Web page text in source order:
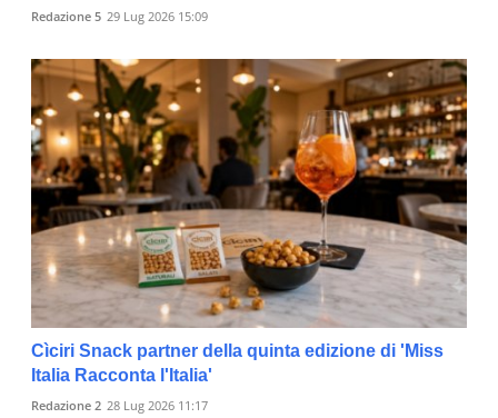
Redazione 5 29 Lug 2026 15:09
Cìciri Snack partner della quinta edizione di 'Miss
Italia Racconta l'Italia'
Redazione 2 28 Lug 2026 11:17